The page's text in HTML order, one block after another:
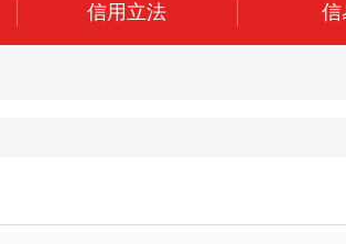
信用立法 信